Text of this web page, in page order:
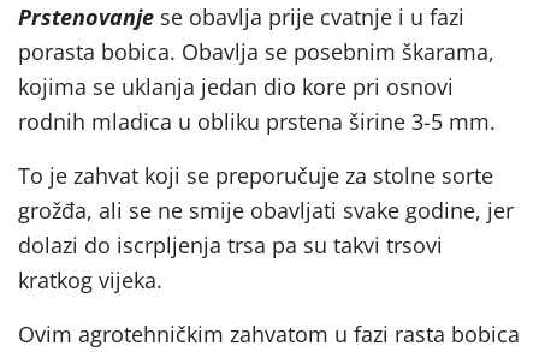
Prstenovanje se obavlja prije cvatnje i u fazi
porasta bobica. Obavlja se posebnim škarama,
kojima se uklanja jedan dio kore pri osnovi
rodnih mladica u obliku prstena širine 3-5 mm.
To je zahvat koji se preporučuje za stolne sorte
grožđa, ali se ne smije obavljati svake godine, jer
dolazi do iscrpljenja trsa pa su takvi trsovi
kratkog vijeka.
Ovim agrotehničkim zahvatom u fazi rasta bobica